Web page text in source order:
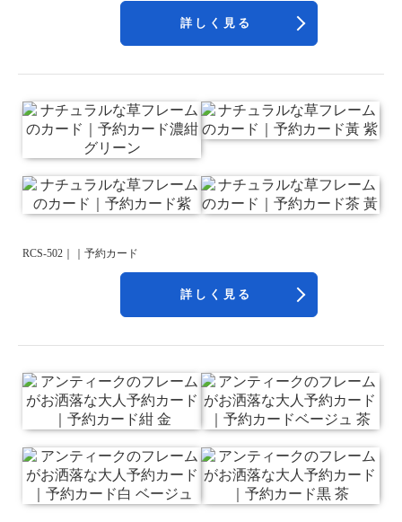
詳しく見る
RCS-502｜｜予約カード
詳しく見る